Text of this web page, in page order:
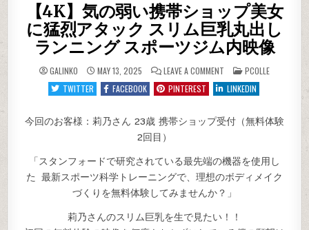
【4K】気の弱い携帯ショップ美女
に猛烈アタック スリム巨乳丸出し
ランニング スポーツジム内映像
GALINKO MAY 13, 2025 LEAVE A COMMENT
【4K】
気
の
携
帯
プ
美
女
に
猛
タ
ッ
POSTED
IN
PCOLLE
TWITTER
FACEBOOK PINTEREST LINKEDIN
今回のお客様：莉乃さん 23歳 携帯ショップ受付（無料体験
2回目）
「スタンフォードで研究されている最先端の機器を使用し
た 最新スポーツ科学トレーニングで、理想のボディメイク
づくりを無料体験してみませんか？」
莉乃さんのスリム巨乳を生で見たい！！